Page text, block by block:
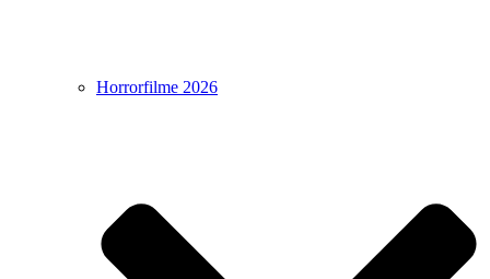
Horrorfilme 2026